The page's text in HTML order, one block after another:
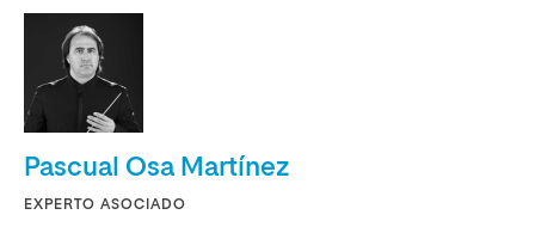
Pascual Osa Martínez
EXPERTO ASOCIADO